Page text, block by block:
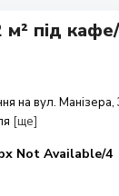
під
на вул.
[ще]
Not Available/4